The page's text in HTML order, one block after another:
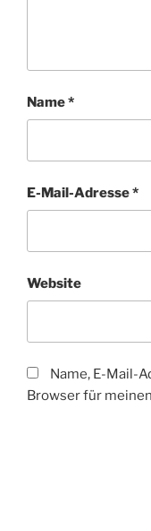
Name*
E-Mail-Adresse*
Website
Name, E-Mail-
Browser für